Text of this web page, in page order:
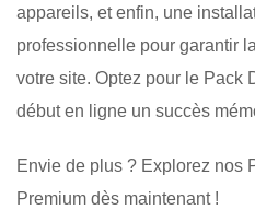
appareils, et enfin, une
professionnelle pour garantir
votre site. Optez pour le Pack
début en ligne un succès
Envie de plus ? Explorez nos
Premium dès maintenant !